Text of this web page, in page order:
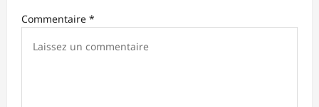
d
Commentaire *